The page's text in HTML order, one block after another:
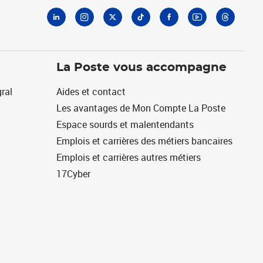
La Poste vous accompagne
Aides et contact
Les avantages de Mon Compte La Poste
Espace sourds et malentendants
Emplois et carrières des métiers bancaires
Emplois et carrières autres métiers
17Cyber